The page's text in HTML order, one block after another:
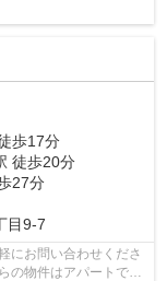
歩17分
徒歩20分
27分
目9-7
にお問い合わせくださ
物件はアパートです